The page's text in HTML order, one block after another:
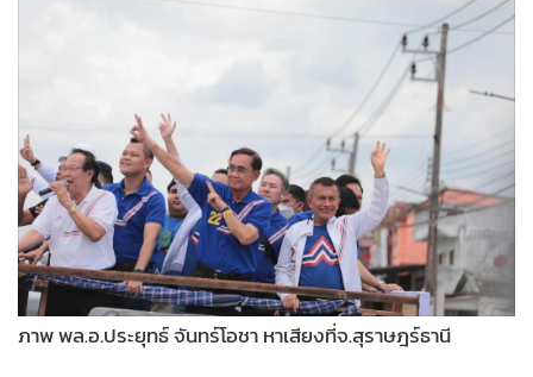
•
• กีฬา
• ต่างประเทศ
• Special Scoop
• เศรษฐกิจ-ธุรกิจ
• จีน
ชุมชน-คุณภาพชีวิต
ภาพ พล.อ.ประยุทธ์ จันทร์โอชา หาเสียงที่จ.สุราษฎร์ธานี